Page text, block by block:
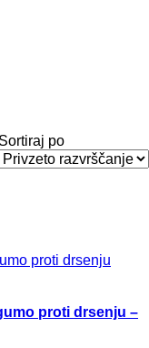
Sortiraj po
proti drsenju –